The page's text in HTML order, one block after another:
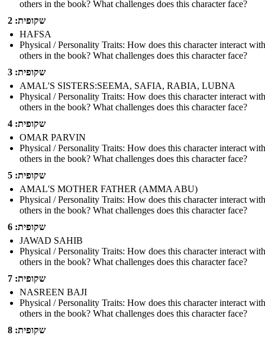
others in the book? What challenges does this character face?
שקופית: 2
HAFSA
Physical / Personality Traits: How does this character interact with
others in the book? What challenges does this character face?
שקופית: 3
AMAL'S SISTERS:SEEMA, SAFIA, RABIA, LUBNA
Physical / Personality Traits: How does this character interact with
others in the book? What challenges does this character face?
שקופית: 4
OMAR PARVIN
Physical / Personality Traits: How does this character interact with
others in the book? What challenges does this character face?
שקופית: 5
AMAL'S MOTHER FATHER (AMMA ABU)
Physical / Personality Traits: How does this character interact with
others in the book? What challenges does this character face?
שקופית: 6
JAWAD SAHIB
Physical / Personality Traits: How does this character interact with
others in the book? What challenges does this character face?
שקופית: 7
NASREEN BAJI
Physical / Personality Traits: How does this character interact with
others in the book? What challenges does this character face?
שקופית: 8